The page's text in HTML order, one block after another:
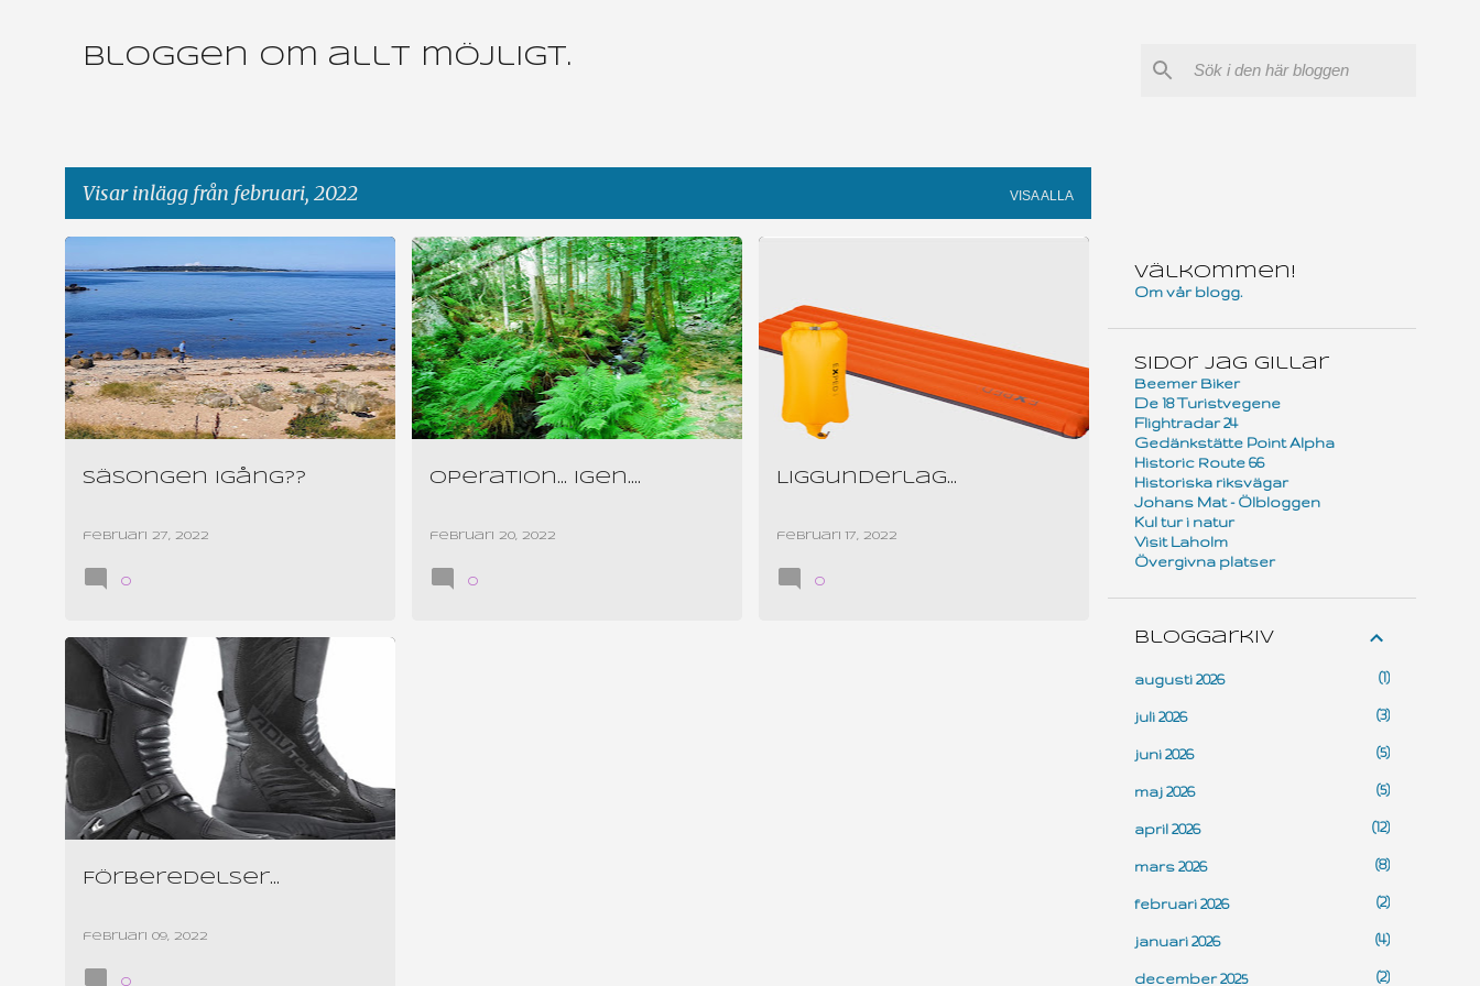
Bloggen om allt möjligt.
Visar inlägg från februari, 2022 VISA ALLA
I
n
l
ä
g
g
Säsongen igång??
februari 27, 2022
HALLANDS VÄDERÖ TOREKOV
0
Operation... igen....
februari 20, 2022
0
Liggunderlag...
februari 17, 2022
0
Förberedelser...
februari 09, 2022
FORMA ADVENTURE TOURING
0
Välkommen!
Om vår blogg.
Sidor jag gillar
Beemer Biker
De 18 Turistvegene
Flightradar 24
Gedänkstätte Point Alpha
Historic Route 66
Historiska riksvägar
Johans Mat - Ölbloggen
Kul tur i natur
Visit Laholm
Övergivna platser
Bloggarkiv
augusti 2026 1
juli 2026 3
juni 2026 5
maj 2026 5
april 2026 12
mars 2026 8
februari 2026 2
januari 2026 4
december 2025 2